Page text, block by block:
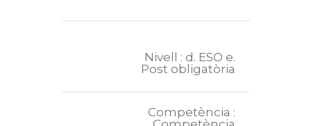
Nivell : d. ESO e.
Post obligatòria
Competència :